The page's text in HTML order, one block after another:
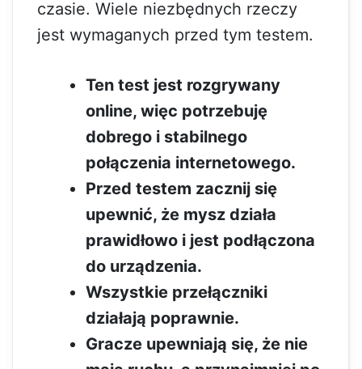
czasie. Wiele niezbędnych rzeczy
jest wymaganych przed tym testem.
Ten test jest rozgrywany
online, więc potrzebuję
dobrego i stabilnego
połączenia internetowego.
Przed testem zacznij się
upewnić, że mysz działa
prawidłowo i jest podłączona
do urządzenia.
Wszystkie przełączniki
działają poprawnie.
Gracze upewniają się, że nie